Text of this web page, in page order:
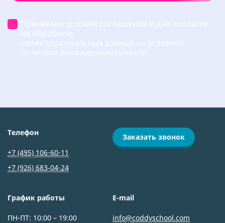
Принимаю условия соглашения и даю согласие
на обработку
своих персональных данных на условиях
политики конфиденциальности.
Телефон
+7 (495) 106-60-11
+7 (926) 683‑04-24
Заказать звонок
График работы
ПН-ПТ: 10:00 – 19:00
E-mail
info@coddyschool.com